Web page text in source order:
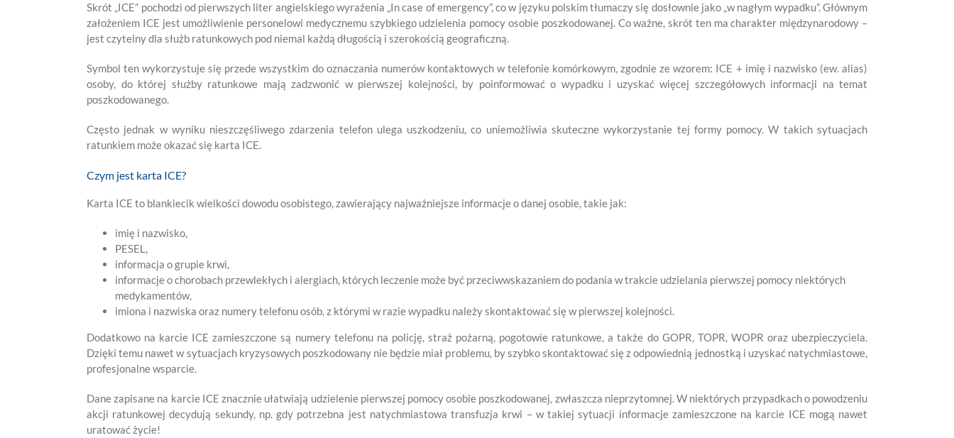
Skrót „ICE” pochodzi od pierwszych liter angielskiego wyrażenia „In case of emergency”, co w języku polskim tłumaczy się dosłownie jako „w nagłym wypadku”. Głównym
założeniem ICE jest umożliwienie personelowi medycznemu szybkiego udzielenia pomocy osobie poszkodowanej. Co ważne, skrót ten ma charakter międzynarodowy –
jest czytelny dla służb ratunkowych pod niemal każdą długością i szerokością geograficzną.
Symbol ten wykorzystuje się przede wszystkim do oznaczania numerów kontaktowych w telefonie komórkowym, zgodnie ze wzorem: ICE + imię i nazwisko (ew. alias)
osoby, do której służby ratunkowe mają zadzwonić w pierwszej kolejności, by poinformować o wypadku i uzyskać więcej szczegółowych informacji na temat
poszkodowanego.
Często jednak w wyniku nieszczęśliwego zdarzenia telefon ulega uszkodzeniu, co uniemożliwia skuteczne wykorzystanie tej formy pomocy. W takich sytuacjach
ratunkiem może okazać się karta ICE.
Czym jest karta ICE?
Karta ICE to blankiecik wielkości dowodu osobistego, zawierający najważniejsze informacje o danej osobie, takie jak:
imię i nazwisko,
PESEL,
informacja o grupie krwi,
informacje o chorobach przewlekłych i alergiach, których leczenie może być przeciwwskazaniem do podania w trakcie udzielania pierwszej pomocy niektórych
medykamentów,
imiona i nazwiska oraz numery telefonu osób, z którymi w razie wypadku należy skontaktować się w pierwszej kolejności.
Dodatkowo na karcie ICE zamieszczone są numery telefonu na policję, straż pożarną, pogotowie ratunkowe, a także do GOPR, TOPR, WOPR oraz ubezpieczyciela.
Dzięki temu nawet w sytuacjach kryzysowych poszkodowany nie będzie miał problemu, by szybko skontaktować się z odpowiednią jednostką i uzyskać natychmiastowe,
profesjonalne wsparcie.
Dane zapisane na karcie ICE znacznie ułatwiają udzielenie pierwszej pomocy osobie poszkodowanej, zwłaszcza nieprzytomnej. W niektórych przypadkach o powodzeniu
akcji ratunkowej decydują sekundy, np. gdy potrzebna jest natychmiastowa transfuzja krwi – w takiej sytuacji informacje zamieszczone na karcie ICE mogą nawet
uratować życie!